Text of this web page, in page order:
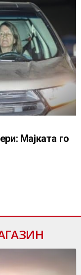
Мајката го